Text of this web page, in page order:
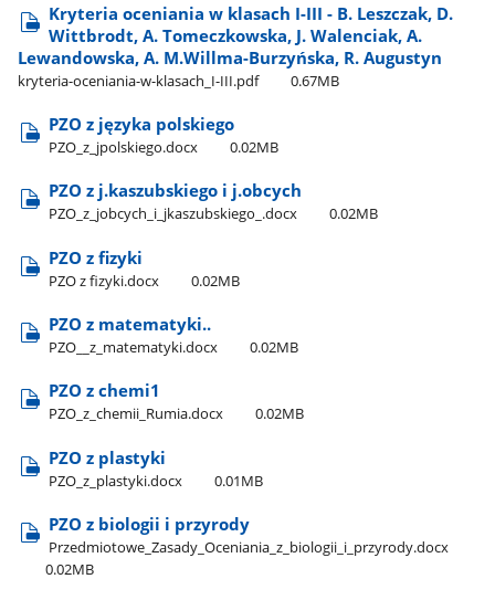
Kryteria oceniania w klasach I-III - B. Leszczak, D.
Wittbrodt, A. Tomeczkowska, J. Walenciak, A.
Lewandowska, A. M.Willma-Burzyńska, R. Augustyn
kryteria-oceniania-w-klasach​_I-III.pdf 0.67MB
PZO z języka polskiego
PZO​_z​_jpolskiego.docx 0.02MB
PZO z j.kaszubskiego i j.obcych
PZO​_z​_jobcych​_i​_jkaszubskiego​_.docx 0.02MB
PZO z fizyki
PZO z fizyki.docx 0.02MB
PZO z matematyki..
PZO​_​_z​_matematyki.docx 0.02MB
PZO z chemi1
PZO​_z​_chemii​_Rumia.docx 0.02MB
PZO z plastyki
PZO​_z​_plastyki.docx 0.01MB
PZO z biologii i przyrody
Przedmiotowe​_Zasady​_Oceniania​_z​_biologii​_i​_przyrody.docx
0.02MB